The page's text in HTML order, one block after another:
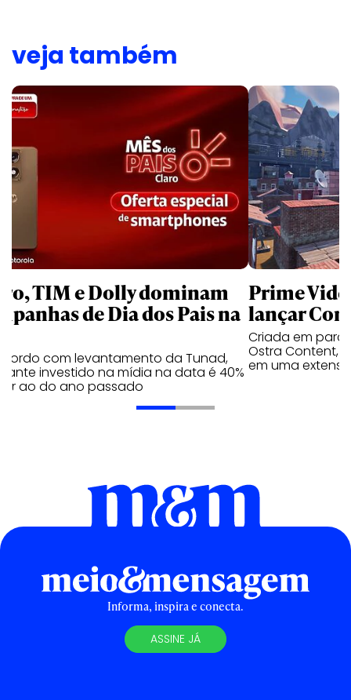
veja também
TIM e Dolly dominam
de Dia dos Pais na
com levantamento da Tunad,
investido na mídia na data é 40%
ao do ano passado
Prime
lançar
Criada em
Ostra Content,
em uma
Informa, inspira e conecta.
ASSINE JÁ